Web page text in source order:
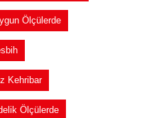
Ölçülerde
Kehribar
Ölçülerde